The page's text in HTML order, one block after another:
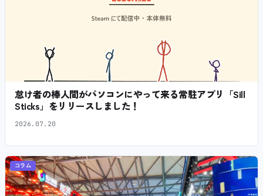
怠け者の棒人間がパソコンにやって来る常駐アプリ「Sill
Sticks」をリリースしました！
2026.07.20
コラム